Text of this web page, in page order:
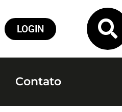
LOGIN
Contato